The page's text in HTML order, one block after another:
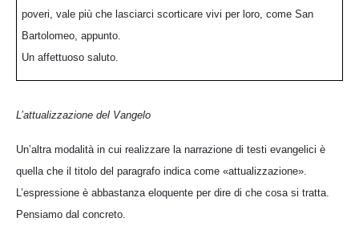
poveri, vale più che lasciarci scorticare vivi per loro, come San
Bartolomeo, appunto.
Un affettuoso saluto.
L’attualizzazione del Vangelo
Un’altra modalità in cui realizzare la narrazione di testi evangelici è
quella che il titolo del paragrafo indica come «attualizzazione».
L’espressione è abbastanza eloquente per dire di che cosa si tratta.
Pensiamo dal concreto.